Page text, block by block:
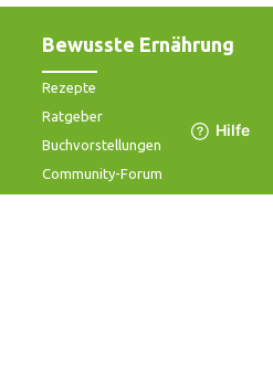
Bewusste Ernährung
Rezepte
Ratgeber
Buchvorstellungen
Community-Forum